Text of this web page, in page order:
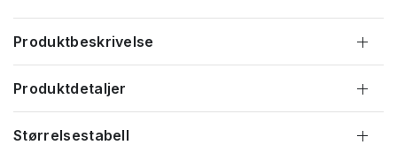
Produktbeskrivelse
Produktdetaljer
Størrelsestabell